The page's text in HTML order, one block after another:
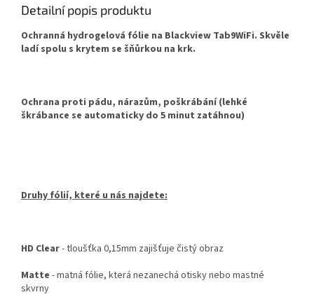
Detailní popis produktu
Ochranná hydrogelová fólie na Blackview Tab9WiFi. Skvěle
ladí spolu s krytem se šňůrkou na krk.
Ochrana proti pádu, nárazům, poškrábání (lehké
škrábance se automaticky do 5 minut zatáhnou)
Druhy fólií, které u nás najdete:
HD Clear- tloušťka 0,15mm zajišťuje čistý obraz
Matte - matná fólie, která nezanechá otisky nebo mastné
skvrny